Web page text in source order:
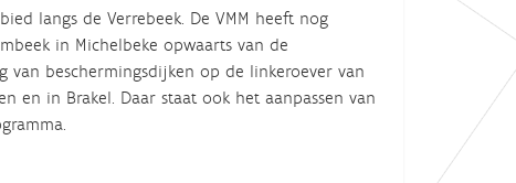
langs de Verrebeek. De VMM heeft nog
in Michelbeke opwaarts van de
bescher­mingsdijken op de linkeroever van
en in Brakel. Daar staat ook het aanpassen van